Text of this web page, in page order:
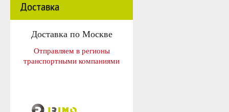
Доставка
Доставка по Москве
Отправляем в регионы
транспортными компаниями